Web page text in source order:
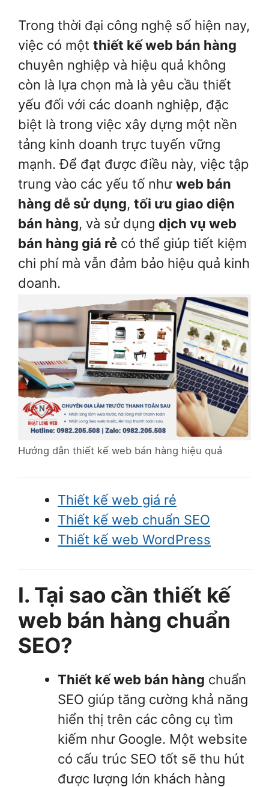
Trong thời đại công nghệ số hiện nay,
việc có một thiết kế web bán hàng
chuyên nghiệp và hiệu quả không
còn là lựa chọn mà là yêu cầu thiết
yếu đối với các doanh nghiệp, đặc
biệt là trong việc xây dựng một nền
tảng kinh doanh trực tuyến vững
mạnh. Để đạt được điều này, việc tập
trung vào các yếu tố như web bán
hàng dễ sử dụng, tối ưu giao diện
bán hàng, và sử dụng dịch vụ web
bán hàng giá rẻ có thể giúp tiết kiệm
chi phí mà vẫn đảm bảo hiệu quả kinh
doanh.
Hướng dẫn thiết kế web bán hàng hiệu quả
Thiết kế web giá rẻ
Thiết kế web chuẩn SEO
Thiết kế web WordPress
I. Tại sao cần thiết kế
web bán hàng chuẩn
SEO?
Thiết kế web bán hàng chuẩn
SEO giúp tăng cường khả năng
hiển thị trên các công cụ tìm
kiếm như Google. Một website
có cấu trúc SEO tốt sẽ thu hút
được lượng lớn khách hàng